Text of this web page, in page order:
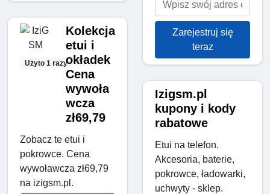
Użyto 1 razy
Kolekcja
etui i
okładek
Cena
wywoła
wcza
zł69,79
Zobacz te etui i
pokrowce. Cena
wywoławcza zł69,79
na izigsm.pl.
Zarejestruj się
teraz
Izigsm.pl
kupony i kody
rabatowe
Etui na telefon.
Akcesoria, baterie,
pokrowce, ładowarki,
uchwyty - sklep.